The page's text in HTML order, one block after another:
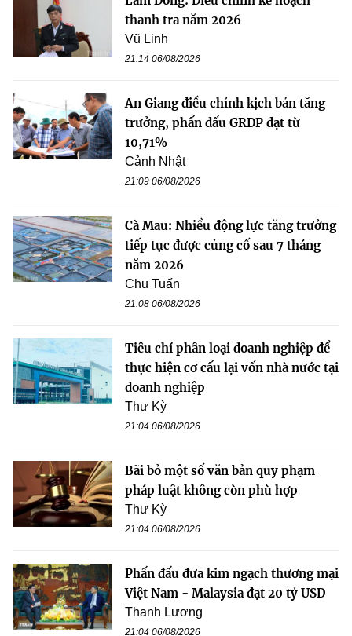
thanh tra năm 2026
Vũ Linh
21:14 06/08/2026
An Giang điều chỉnh kịch bản tăng
trưởng, phấn đấu GRDP đạt từ
10,71%
Cảnh Nhật
21:09 06/08/2026
Cà Mau: Nhiều động lực tăng trưởng
tiếp tục được củng cố sau 7 tháng
năm 2026
Chu Tuấn
21:08 06/08/2026
Tiêu chí phân loại doanh nghiệp để
thực hiện cơ cấu lại vốn nhà nước tại
doanh nghiệp
Thư Kỳ
21:04 06/08/2026
Bãi bỏ một số văn bản quy phạm
pháp luật không còn phù hợp
Thư Kỳ
21:04 06/08/2026
Phấn đấu đưa kim ngạch thương mại
Việt Nam - Malaysia đạt 20 tỷ USD
Thanh Lương
21:04 06/08/2026